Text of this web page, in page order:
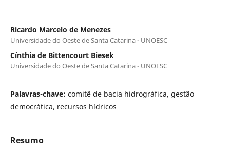
Ricardo Marcelo de Menezes
Universidade do Oeste de Santa Catarina - UNOESC
Cínthia de Bittencourt Biesek
Universidade do Oeste de Santa Catarina - UNOESC
Palavras-chave: comitê de bacia hidrográfica, gestão
democrática, recursos hídricos
Resumo